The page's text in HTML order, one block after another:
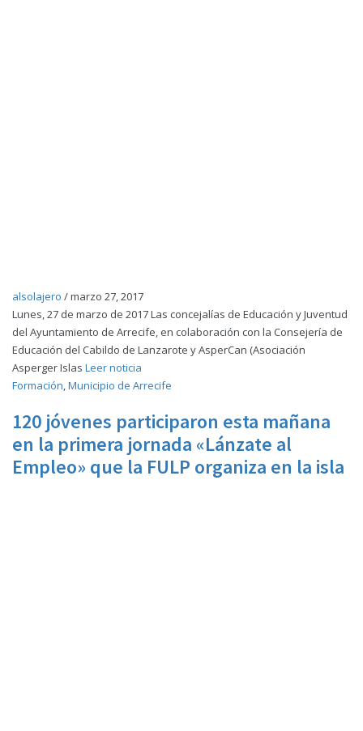
alsolajero /marzo 27, 2017
Lunes, 27 de marzo de 2017 Las concejalías de Educación y Juventud
del Ayuntamiento de Arrecife, en colaboración con la Consejería de
Educación del Cabildo de Lanzarote y AsperCan (Asociación
Asperger Islas Leer noticia
Formación,Municipio de Arrecife
120 jóvenes participaron esta mañana
en la primera jornada «Lánzate al
Empleo» que la FULP organiza en la isla